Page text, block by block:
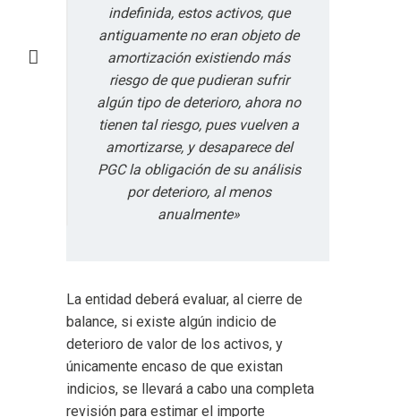
indefinida, estos activos, que
antiguamente no eran objeto de
amortización existiendo más
riesgo de que pudieran sufrir
algún tipo de deterioro, ahora no
tienen tal riesgo, pues vuelven a
amortizarse, y desaparece del
PGC la obligación de su análisis
por deterioro, al menos
anualmente»
La entidad deberá evaluar, al cierre de
balance, si existe algún indicio de
deterioro de valor de los activos, y
únicamente encaso de que existan
indicios, se llevará a cabo una completa
revisión para estimar el importe